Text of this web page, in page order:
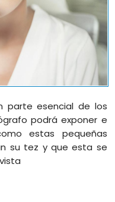
parte esencial de los
podrá exponer e
estas pequeñas
su tez y que esta se